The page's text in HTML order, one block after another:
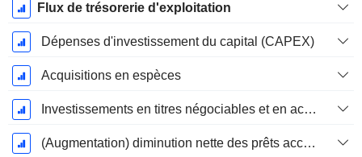
Flux de trésorerie d'exploitation
Dépenses d'investissement du capital (CAPEX)
Acquisitions en espèces
Investissements en titres négociables et en actions, total
(Augmentation) diminution nette des prêts accordés / vendus - Investissements